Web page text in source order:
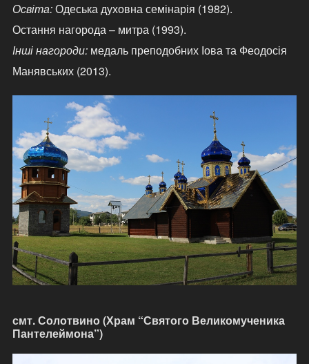
Освіта:Одеська духовна семінарія (1982).
Остання нагорода – митра (1993).
Інші нагороди:медаль преподобних Іова та Феодосія
Манявських (2013).
смт. Солотвино (Храм “Святого Великомученика
Пантелеймона”)